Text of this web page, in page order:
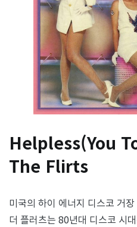
Helpless(You
The Flirts
미국의 하이 에너지 디스코 거
더 플러츠는 80년대 디스코 시